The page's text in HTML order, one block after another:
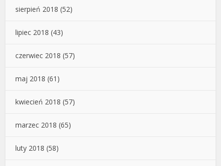
sierpień 2018 (52)
lipiec 2018 (43)
czerwiec 2018 (57)
maj 2018 (61)
kwiecień 2018 (57)
marzec 2018 (65)
luty 2018 (58)